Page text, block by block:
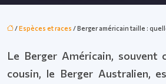
/Espèces et races / Berger américain taille :
Le Berger Américain, souvent
cousin, le Berger Australien,